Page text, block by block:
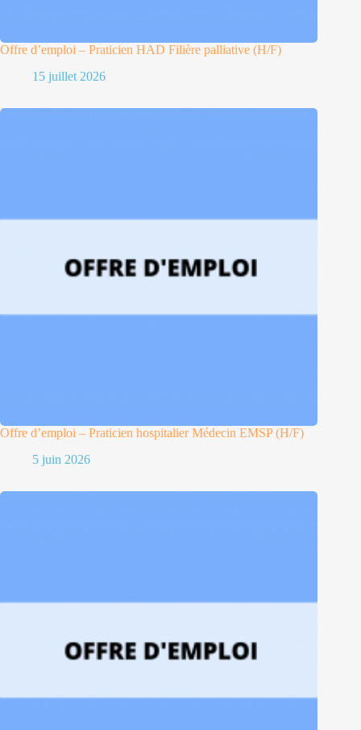
Offre d’emploi – Praticien HAD Filière palliative (H/F)
15 juillet 2026
Offre d’emploi – Praticien hospitalier Médecin EMSP (H/F)
5 juin 2026